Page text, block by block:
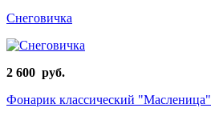
Снеговичка
2 600 руб.
Фонарик классический "Масленица"